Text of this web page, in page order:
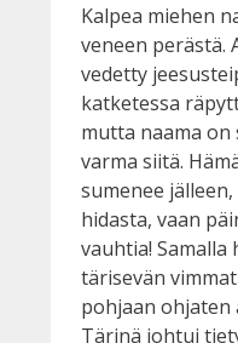
Kalpea miehen
veneen perästä.
vedetty
katketessa
mutta naama on
varma siitä.
sumenee
hidasta, vaan
vauhtia!
tärisevän
pohjaan ohjaten
Tärinä johtui